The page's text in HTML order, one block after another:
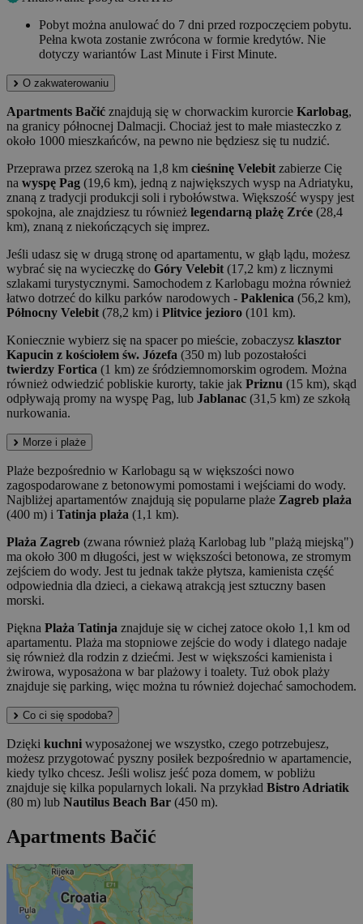
Pobyt można anulować do 7 dni przed rozpoczęciem pobytu.
Pełna kwota zostanie zwrócona w formie kredytów. Nie
dotyczy wariantów Last Minute i First Minute.
O zakwaterowaniu
Apartments Bačić znajdują się w chorwackim kurorcie Karlobag,
na granicy północnej Dalmacji. Chociaż jest to małe miasteczko z
około 1000 mieszkańców, na pewno nie będziesz się tu nudzić.
Przeprawa przez szeroką na 1,8 km cieśninę Velebit zabierze Cię
na wyspę Pag (19,6 km), jedną z największych wysp na Adriatyku,
znaną z tradycji produkcji soli i rybołówstwa. Większość wyspy jest
spokojna, ale znajdziesz tu również legendarną plażę Zrće (28,4
km), znaną z niekończących się imprez.
Jeśli udasz się w drugą stronę od apartamentu, w głąb lądu, możesz
wybrać się na wycieczkę do Góry Velebit (17,2 km) z licznymi
szlakami turystycznymi. Samochodem z Karlobagu można również
łatwo dotrzeć do kilku parków narodowych - Paklenica (56,2 km),
Północny Velebit (78,2 km) i Plitvice jezioro (101 km).
Koniecznie wybierz się na spacer po mieście, zobaczysz klasztor
Kapucin z kościołem św. Józefa (350 m) lub pozostałości
twierdzy Fortica (1 km) ze śródziemnomorskim ogrodem. Można
również odwiedzić pobliskie kurorty, takie jak Priznu (15 km), skąd
odpływają promy na wyspę Pag, lub Jablanac (31,5 km) ze szkołą
nurkowania.
Morze i plaże
Plaże bezpośrednio w Karlobagu są w większości nowo
zagospodarowane z betonowymi pomostami i wejściami do wody.
Najbliżej apartamentów znajdują się popularne plaże Zagreb plaża
(400 m) i Tatinja plaża (1,1 km).
Plaża Zagreb (zwana również plażą Karlobag lub "plażą miejską")
ma około 300 m długości, jest w większości betonowa, ze stromym
zejściem do wody. Jest tu jednak także płytsza, kamienista część
odpowiednia dla dzieci, a ciekawą atrakcją jest sztuczny basen
morski.
Piękna Plaża Tatinja znajduje się w cichej zatoce około 1,1 km od
apartamentu. Plaża ma stopniowe zejście do wody i dlatego nadaje
się również dla rodzin z dziećmi. Jest w większości kamienista i
żwirowa, wyposażona w bar plażowy i toalety. Tuż obok plaży
znajduje się parking, więc można tu również dojechać samochodem.
Co ci się spodoba?
Dzięki kuchni wyposażonej we wszystko, czego potrzebujesz,
możesz przygotować pyszny posiłek bezpośrednio w apartamencie,
kiedy tylko chcesz. Jeśli wolisz jeść poza domem, w pobliżu
znajduje się kilka popularnych lokali. Na przykład Bistro Adriatik
(80 m) lub Nautilus Beach Bar (450 m).
Apartments Bačić